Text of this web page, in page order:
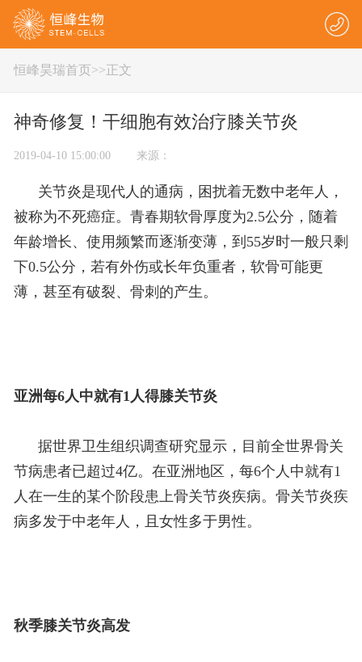
恒峰昊瑞首页>>正文
神奇修复！干细胞有效治疗膝关节炎
2019-04-10 15:00:00 来源：
关节炎是现代人的通病，困扰着无数中老年人，
被称为不死癌症。青春期软骨厚度为2.5公分，随着
年龄增长、使用频繁而逐渐变薄，到55岁时一般只剩
下0.5公分，若有外伤或长年负重者，软骨可能更
薄，甚至有破裂、骨刺的产生。
亚洲每6人中就有1人得膝关节炎
据世界卫生组织调查研究显示，目前全世界骨关
节病患者已超过4亿。在亚洲地区，每6个人中就有1
人在一生的某个阶段患上骨关节炎疾病。骨关节炎疾
病多发于中老年人，且女性多于男性。
秋季膝关节炎高发